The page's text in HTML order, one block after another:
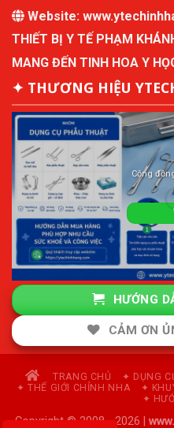
Website:
THIẾT BỊ Y TẾ PHẠM
MANG ĐẾN TINH HOA Y
✦ THƯƠNG HIỆU
Cộng
HƯỚNG
CẢM ƠN
TRANG CHỦ ✦ DỤNG
✦ THẾ GIỚI CHỈNH NHA
✦
✦
Copyright © 2008 - 2026 |